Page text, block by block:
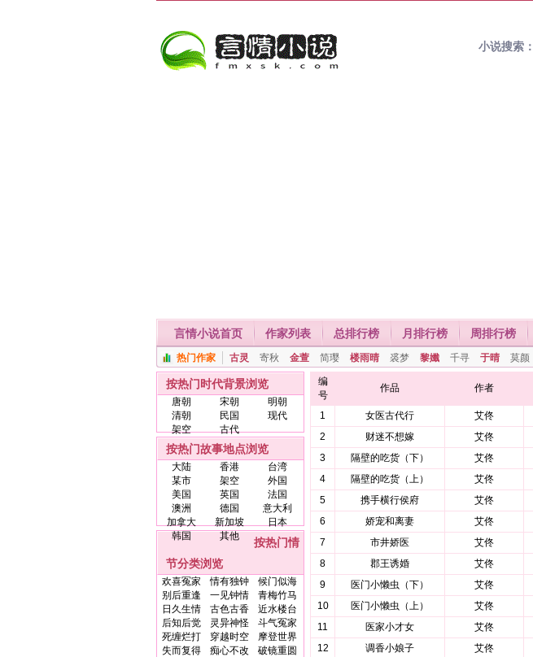
小说搜索：
言情小说首页 作家列表 总排行榜 月排行榜 周排行榜
热门作家 古灵 寄秋 金萱 简璎 楼雨晴 裘梦 黎孅 千寻 于晴 莫颜
按热门时代背景浏览
唐朝 宋朝
明朝
清朝
民国
现代
架空
古代
按热门故事地点浏览
大陆 香港
台湾
某市
架空
外国
美国
英国
法国
澳洲
德国
意大利
加拿大
新加坡
日本
韩国
其他
按热门情
节分类浏览
欢喜冤家 情有独钟
候门似海
别后重逢
一见钟情
青梅竹马
日久生情
古色古香
近水楼台
后知后觉
灵异神怪
斗气冤家
死缠烂打
穿越时空
摩登世界
失而复得
痴心不改
破镜重圆
编
号
作品 作者
1 女医古代行 艾佟
2
财迷不想嫁 艾佟
3
隔壁的吃货（下） 艾佟
4
隔壁的吃货（上） 艾佟
5
携手横行侯府 艾佟
6
娇宠和离妻 艾佟
7
市井娇医 艾佟
8
郡王诱婚 艾佟
9
医门小懒虫（下） 艾佟
10
医门小懒虫（上） 艾佟
11
医家小才女 艾佟
12
调香小娘子 艾佟